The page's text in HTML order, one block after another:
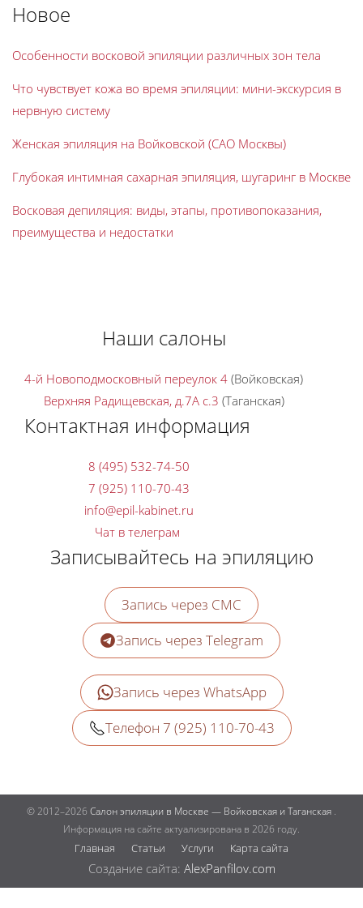
Новое
Особенности восковой эпиляции различных зон тела
Что чувствует кожа во время эпиляции: мини-экскурсия в
нервную систему
Женская эпиляция на Войковской (САО Москвы)
Глубокая интимная сахарная эпиляция, шугаринг в Москве
Восковая депиляция: виды, этапы, противопоказания,
преимущества и недостатки
Наши салоны
4-й Новоподмосковный переулок 4 (Войковская)
Верхняя Радищевская, д.7A с.3 (Таганская)
Контактная информация
8 (495) 532-74-50
7 (925) 110-70-43
Чат в телеграм
Записывайтесь на эпиляцию
Запись через СМС
Запись через Telegram
Запись через WhatsApp
Телефон 7 (925) 110-70-43
© 2012–2026 Салон эпиляции в Москве — Войковская и Таганская .
Информация на сайте актуализирована в 2026 году.
Главная Статьи Услуги Карта сайта
Создание сайта: AlexPanfilov.com